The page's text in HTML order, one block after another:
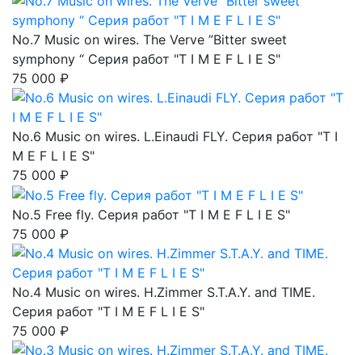
No.7 Music on wires. The Verve ”Bitter sweet
symphony “ Серия работ "T I M E F L I E S"
75 000 ₽
No.6 Music on wires. L.Einaudi FLY. Серия работ "T I
M E F L I E S"
75 000 ₽
No.5 Free fly. Серия работ "T I M E F L I E S"
75 000 ₽
No.4 Music on wires. H.Zimmer S.T.A.Y. and TIME.
Серия работ "T I M E F L I E S"
75 000 ₽